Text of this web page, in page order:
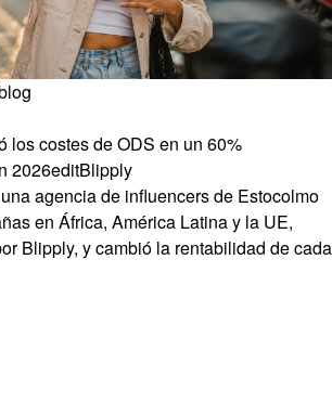
los costes de ODS en un 60%
2026editBlipply
agencia de influencers de Estocolmo
en África, América Latina y la UE,
Blipply, y cambió la rentabilidad de cada